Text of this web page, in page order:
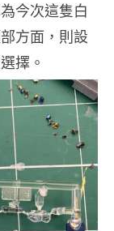
今次這隻白
方面，則設
擇。